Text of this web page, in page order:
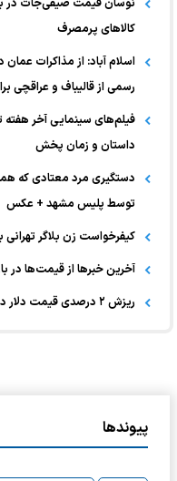
نوسان قیمت صیفی‌جات در
کالا‌های پرمصرف
اسلام آباد: از مذاکرات
رسمی از قالیباف و عراقچی
داستان و زمان پخش
دستگیری مرد معتادی که
توسط پلیس مشهد + عکس
کیفرخواست زن بلاگر
آخرین خبر‌ها از قیمت‌ها در
ریزش ۲ درصدی قیمت دلار در بازار آزاد مشهد+ علت
پیوندها